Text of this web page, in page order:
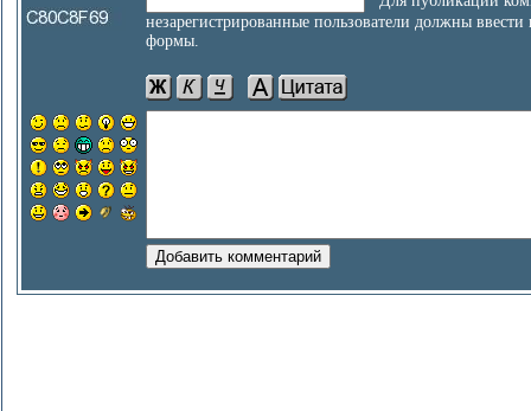
незарегистрированные пользователи должны
формы.